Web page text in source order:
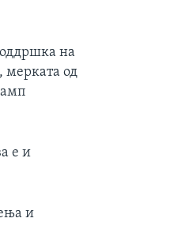
на
мерката од
е и
и